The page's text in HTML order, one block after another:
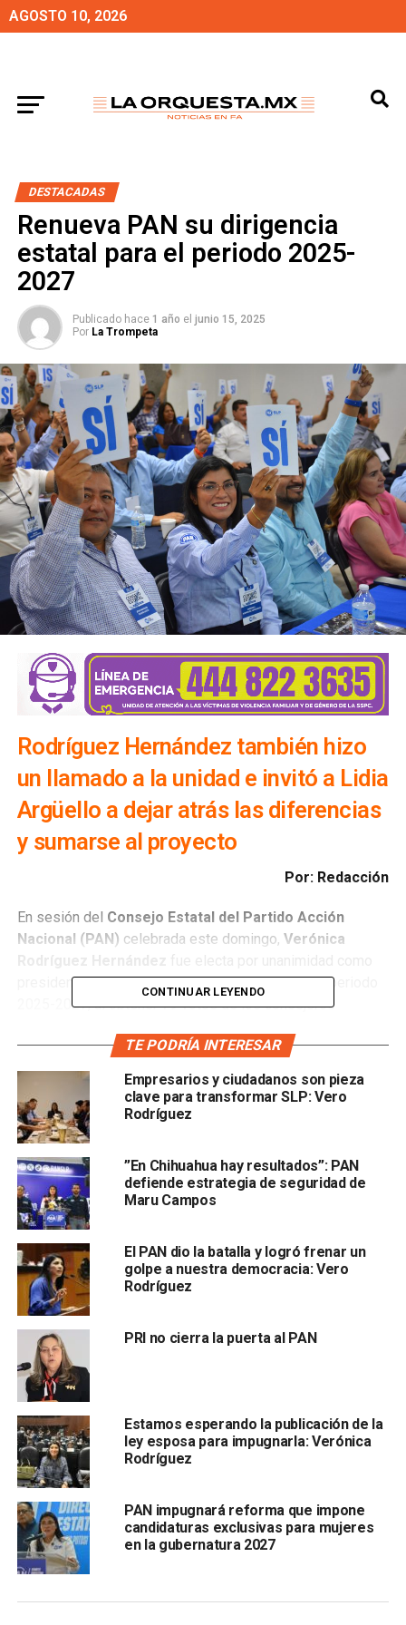
AGOSTO 10, 2026
DESTACADAS
Renueva PAN su dirigencia
estatal para el periodo 2025-
2027
Publicado hace 1 año el junio 15, 2025
Por La Trompeta
Rodríguez Hernández también hizo
un llamado a la unidad e invitó a Lidia
Argüello a dejar atrás las diferencias
y sumarse al proyecto
Por: Redacción
En sesión del Consejo Estatal del Partido Acción
Nacional (PAN) celebrada este domingo, Verónica
presidenta del Comité Directivo Estatalpara el periodo
2025-2027, al obtener 79 votos de los consejeros
la militancia convocada, y se desarrolló con la presencia
de un delegado del Comité Ejecutivo Nacional, en un
proceso ordenado y con amplia representación interna.
La nueva dirigencia delComité Directivo Estatalquedó
conformada de la siguiente manera: Presidenta: Verónica
Rodríguez Hernández; Secretario General: Carlos Enrique
Méndez, Manuela Salgado Venegas, Gabriela Betancourt
Dibildox, María del Carmen Vázquez Salinas, Santiago
Zamanillo González Ramírez, Ulises Fabián Toro Reyna, y
Durante la asamblea, el exalcalde de la capital, Alejandro
Zapata Perogordo, expresó su respaldo a la nueva
presidenta y exhortó a la dirigencia a reencauzar el rumbo
del partido para ser una oposición responsable y
reconstruir la confianza de la ciudadanía, con el objetivo de
que Acción Nacional recupere la gubernatura del estado en
el 2027.
CONTINUAR LEYENDO
TE PODRÍA INTERESAR
Empresarios y ciudadanos son pieza
clave para transformar SLP: Vero
Rodríguez
”En Chihuahua hay resultados”: PAN
defiende estrategia de seguridad de
Maru Campos
El PAN dio la batalla y logró frenar un
golpe a nuestra democracia: Vero
Rodríguez
PRI no cierra la puerta al PAN
Estamos esperando la publicación de la
ley esposa para impugnarla: Verónica
Rodríguez
PAN impugnará reforma que impone
candidaturas exclusivas para mujeres
en la gubernatura 2027